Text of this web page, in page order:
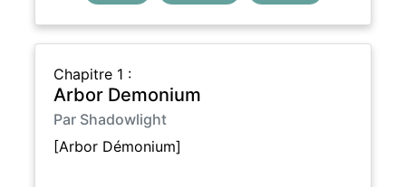
Chapitre 1 :
Arbor Demonium
Par Shadowlight
[Arbor Démonium]